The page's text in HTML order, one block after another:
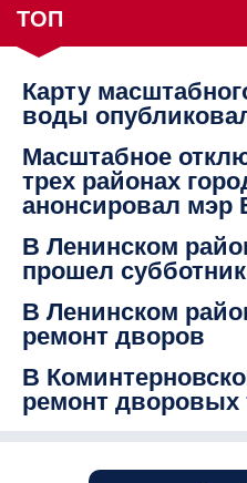
ТОП
Карту
воды
Масштабное
трех районах
анонсировал мэр
В Ленинском
прошел субботник
В Ленинском
ремонт дворов
В
ремонт дворовых